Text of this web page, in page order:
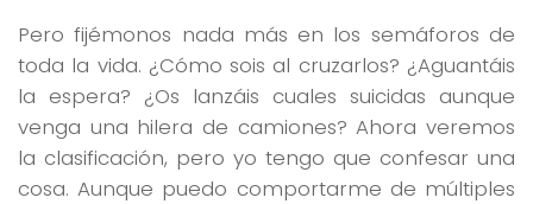
Pero fijémonos nada más en los semáforos de
toda la vida. ¿Cómo sois al cruzarlos? ¿Aguantáis
la espera? ¿Os lanzáis cuales suicidas aunque
venga una hilera de camiones? Ahora veremos
la clasificación, pero yo tengo que confesar una
cosa. Aunque puedo comportarme de múltiples